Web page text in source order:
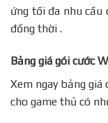
ứng tối đa nhu cầu
đồng thời .
Bảng giá gói cước
Xem ngay bảng
cho game thủ có